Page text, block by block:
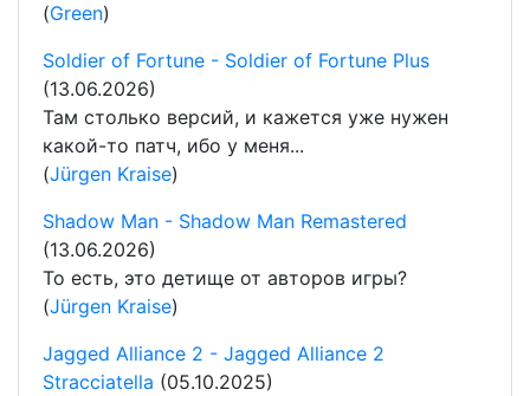
(Green)
Soldier of Fortune - Soldier of Fortune Plus
(13.06.2026)
Там столько версий, и кажется уже нужен
какой-то патч, ибо у меня...
(Jürgen Kraise)
Shadow Man - Shadow Man Remastered
(13.06.2026)
То есть, это детище от авторов игры?
(Jürgen Kraise)
Jagged Alliance 2 - Jagged Alliance 2
Stracciatella (05.10.2025)